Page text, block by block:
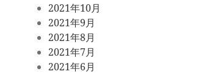
2021年10月
2021年9月
2021年8月
2021年7月
2021年6月